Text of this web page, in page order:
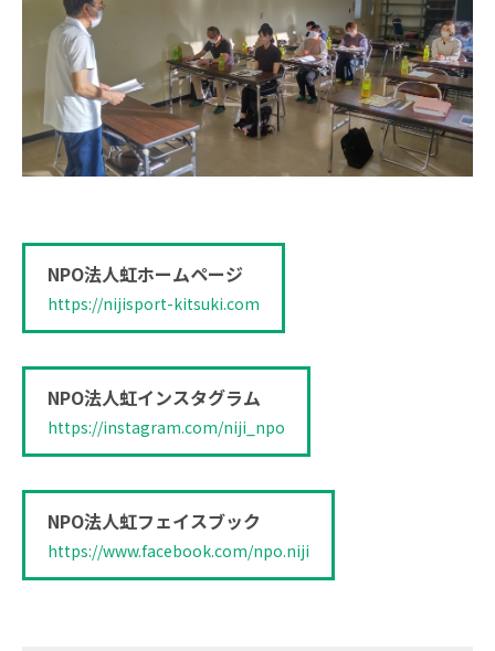
NPO法人虹ホームページ
https://nijisport-kitsuki.com
NPO法人虹インスタグラム
https://instagram.com/niji_npo
NPO法人虹フェイスブック
https://www.facebook.com/npo.niji